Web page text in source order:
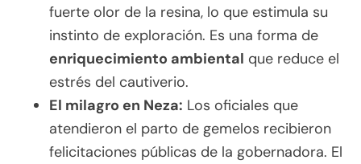
fuerte olor de la resina, lo que estimula su
instinto de exploración. Es una forma de
enriquecimiento ambiental que reduce el
estrés del cautiverio.
El milagro en Neza: Los oficiales que
atendieron el parto de gemelos recibieron
felicitaciones públicas de la gobernadora. El